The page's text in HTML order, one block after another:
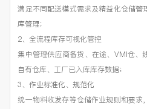
满足不同配送模式需求及精益化仓储
库管理；
2、全流程库存可视化管控
集中管理供应商备货、在途、VMI仓、
自有仓库、工厂已入库库存数据；
3、作业标准化、规范化
统一物料收发存等仓储作业规则和要求